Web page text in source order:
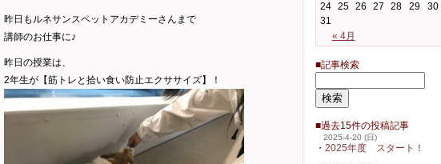
昨日もルネサンスペットアカデミーさんまで
講師のお仕事に♪
昨日の授業は、
2年生が【筋トレと拾い食い防止エクササイズ】！
« 4月
24 25 26 27 28 29
30
31
■記事検索
■過去15件の投稿記事
2025-4-20 (日)
・ 2025年度 スタート！